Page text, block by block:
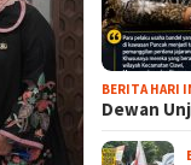
BERITA HARI
Dewan